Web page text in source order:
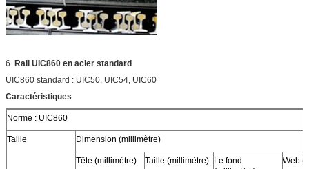
6. Rail UIC860 en acier standard
UIC860 standard : UIC50, UIC54, UIC60
Caractéristiques
Norme : UIC860
Taille Dimension (millimètre)
Tête (millimètre) Taille (millimètre) Le fond
Web